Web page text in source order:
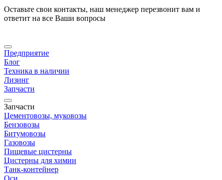
Оставьте свои контакты, наш менеджер перезвонит вам и
ответит на все Ваши вопросы
Предприятие
Блог
Техника в наличии
Лизинг
Запчасти
Запчасти
Цементовозы, муковозы
Бензовозы
Битумовозы
Газовозы
Пищевые цистерны
Цистерны для химии
Танк-контейнер
Оси